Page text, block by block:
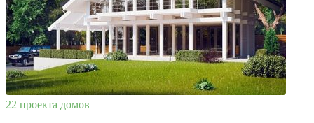
22 проекта домов